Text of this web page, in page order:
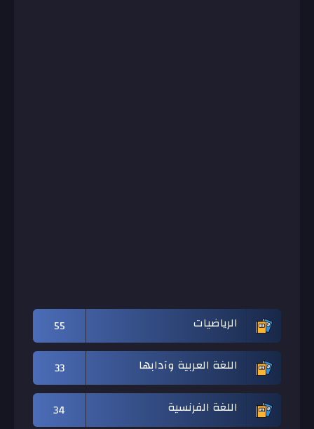
الرياضيات
55
اللغة العربية وآدابها
33
اللغة الفرنسية
34